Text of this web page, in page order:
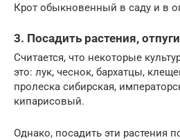
Крот обыкновенный в саду и в
3. Посадить растения,
Считается, что некоторые
это: лук, чеснок, бархатцы,
пролеска сибирская,
кипарисовый.
Однако, посадить эти растения